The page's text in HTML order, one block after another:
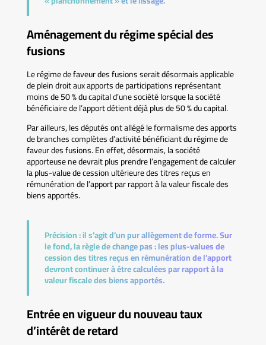
Aménagement du régime spécial des
fusions
Le régime de faveur des fusions serait désormais applicable
de plein droit aux apports de participations représentant
moins de 50 % du capital d’une société lorsque la société
bénéficiaire de l’apport détient déjà plus de 50 % du capital.
Par ailleurs, les députés ont allégé le formalisme des apports
de branches complètes d’activité bénéficiant du régime de
faveur des fusions. En effet, désormais, la société
apporteuse ne devrait plus prendre l’engagement de calculer
la plus-value de cession ultérieure des titres reçus en
rémunération de l’apport par rapport à la valeur fiscale des
biens apportés.
Précision :il s’agit d’un pur allègement de forme. Sur
le fond, la règle de change pas : les plus-values de
cession des titres reçus en rémunération de l’apport
devront continuer à être calculées par rapport à la
valeur fiscale des biens apportés.
Entrée en vigueur du nouveau taux
d’intérêt de retard